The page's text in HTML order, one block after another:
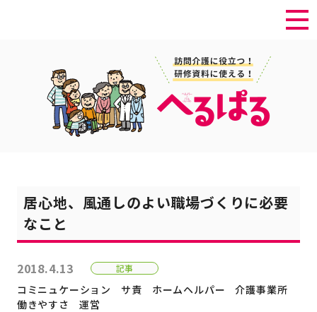
居心地、風通しのよい職場づくりに必要
なこと
2018.4.13 記事
コミニュケーション サ責 ホームヘルパー
介護事業所
働きやすさ
運営